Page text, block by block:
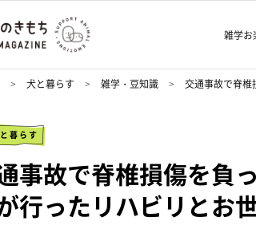
雑学お
犬と暮らす 雑学・豆知識 交通事故で脊椎
暮らす
事故で脊椎損傷を負
行ったリハビリとお